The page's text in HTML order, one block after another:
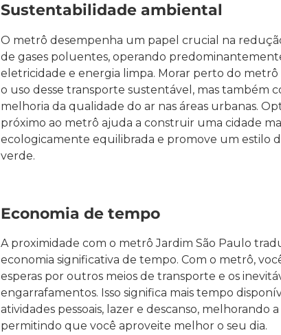
Sustentabilidade ambiental
O metrô desempenha um papel crucial na
de gases poluentes, operando
eletricidade e energia limpa. Morar perto do metrô
o uso desse transporte sustentável, mas também
melhoria da qualidade do ar nas áreas urbanas.
próximo ao metrô ajuda a construir uma cidade
ecologicamente equilibrada e promove um estilo
verde.
Economia de tempo
A proximidade com o metrô Jardim São Paulo
economia significativa de tempo. Com o metrô,
esperas por outros meios de transporte e os
engarrafamentos. Isso significa mais tempo
atividades pessoais, lazer e descanso, melhorando
permitindo que você aproveite melhor o seu dia.